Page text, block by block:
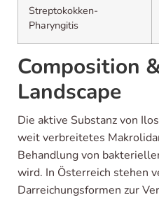
Streptokokken-
Pharyngitis
Composition
Landscape
Die aktive Substanz von
weit verbreitetes
Behandlung von
wird. In Österreich stehen
Darreichungsformen zur